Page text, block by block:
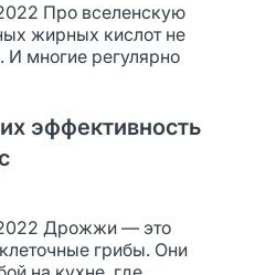
Про вселенскую
жирных кислот не
многие регулярно
эффективность
Дрожжи — это
грибы. Они